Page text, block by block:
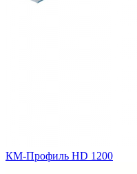
КМ-Профиль HD 1200